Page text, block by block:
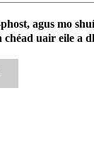
agus mo
chéad uair eile a